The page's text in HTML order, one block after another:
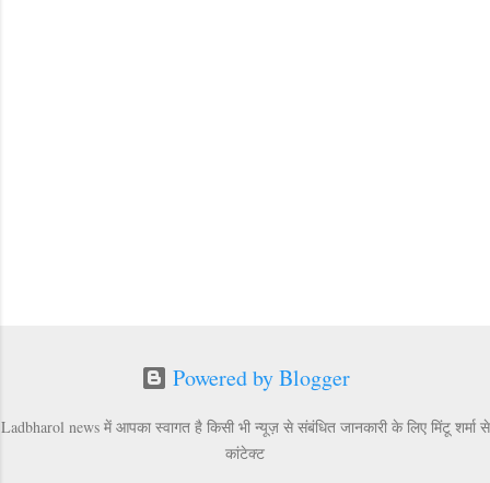
Powered by Blogger
Ladbharol news में आपका स्वागत है किसी भी न्यूज़ से संबंधित जानकारी के लिए मिंटू शर्मा से
कांटेक्ट